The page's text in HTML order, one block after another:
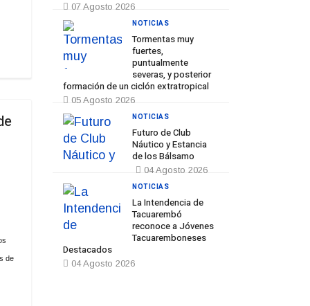
de
07 Agosto 2026
Tormentas muy
fuertes,
puntualmente
severas, y posterior
formación de un ciclón extratropical
05 Agosto 2026
NOTICIAS
Futuro de Club
Náutico y Estancia
de los Bálsamo
04 Agosto 2026
NOTICIAS
La Intendencia de
Tacuarembó
reconoce a Jóvenes
Tacuaremboneses
Destacados
04 Agosto 2026
NOTICIAS